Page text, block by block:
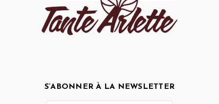
S’ABONNER À LA NEWSLETTER